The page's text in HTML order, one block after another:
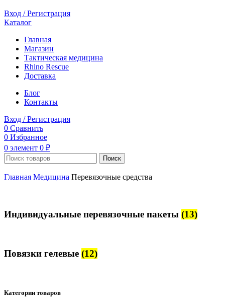
Вход / Регистрация
Каталог
Главная
Магазин
Тактическая медицина
Rhino Rescue
Доставка
Блог
Контакты
Вход / Регистрация
0 Сравнить
0 Избранное
0 элемент 0 ₽
Поиск
Главная Медицина Перевязочные средства
Индивидуальные перевязочные пакеты (13)
Повязки гелевые (12)
Категории товаров